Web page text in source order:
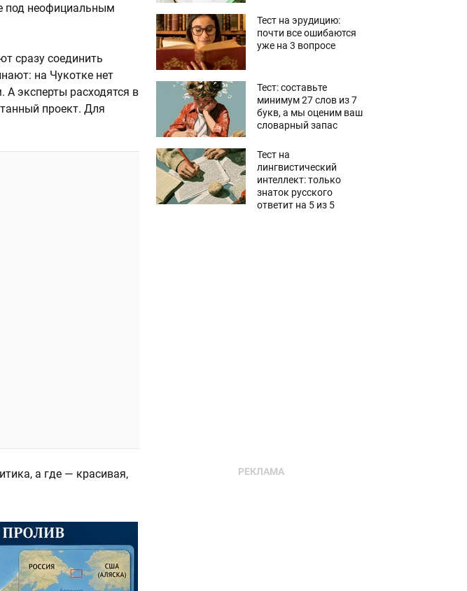
под неофициальным
сразу соединить
на Чукотке нет
эксперты расходятся в
проект. Для
а где — красивая,
Тест на эрудицию:
почти все ошибаются
уже на 3 вопросе
Тест: составьте
минимум 27 слов из 7
букв, а мы оценим ваш
словарный запас
Тест на
лингвистический
интеллект: только
знаток русского
ответит на 5 из 5